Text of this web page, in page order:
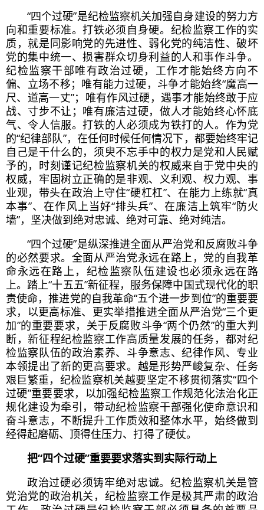
“四个过硬”是纪检监察机关加强自身建设的努力方
向和重要标准。打铁必须自身硬。纪检监察工作的实
质，就是同影响党的先进性、弱化党的纯洁性、破坏
党的集中统一、损害群众切身利益的人和事作斗争。
纪检监察干部唯有政治过硬，工作才能始终方向不
偏、立场不移；唯有能力过硬，斗争才能始终“魔高一
尺、道高一丈”；唯有作风过硬，遇事才能始终敢于应
战、寸步不让；唯有廉洁过硬，做人才能始终心怀底
气、令人信服。打铁的人必须成为铁打的人。作为党
的“纪律部队”，在任何时候任何情况下，都要始终牢记
自己是干什么的，须臾不忘手中的权力是党和人民赋
予的，时刻谨记纪检监察机关的权威来自于党中央的
权威，牢固树立正确的是非观、义利观、权力观、事
业观，带头在政治上守住“硬杠杠”、在能力上练就“真
本事”、在作风上当好“排头兵”、在廉洁上筑牢“防火
墙”，坚决做到绝对忠诚、绝对可靠、绝对纯洁。
“四个过硬”是纵深推进全面从严治党和反腐败斗争
的必然要求。全面从严治党永远在路上，党的 自我革
命永远在路上，纪检监察队伍建设也必须永远在路
上。踏上“十五五”新征程，服务保障中国式现代化的职
责使命，推进党的自我革命“五个进一步到位”的重要要
求，以更高标准、更实举措推进全面从严治党“三个更
加”的重要要求，关于反腐败斗争“两个仍然”的重大判
断，新征程纪检监察工作高质量发展的任务，都对纪
检监察队伍的政治素养、斗争意志、纪律作风、专业
本领提出了新的更高要求。越是形势严峻复杂、任务
艰巨繁重，纪检监察机关越要坚定不移贯彻落实“四个
过硬”重要要求，以加强纪检监察工作规范化法治化正
规化建设为牵引，带动纪检监察干部强化使命意识和
奋斗意志，不断提升工作质效和整体水平，始终做到
经得起磨砺、顶得住压力、打得了硬仗。
把“四个过硬”重要要求落实到实际行动上
政治过硬必须铸牢绝对忠诚。纪检监察机关是管
党治党的政治机关，纪检监察工作是极其严肃的政治